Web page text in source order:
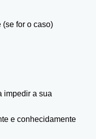
for o caso)
impedir a sua
e conhecidamente